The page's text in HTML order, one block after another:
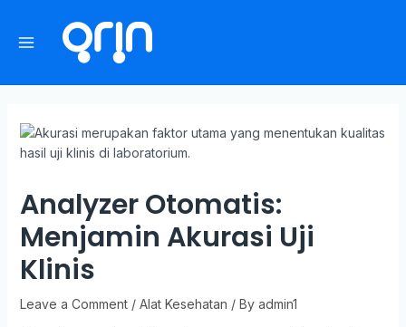
Analyzer Otomatis:
Menjamin Akurasi Uji
Klinis
Leave a Comment / Alat Kesehatan / By admin1